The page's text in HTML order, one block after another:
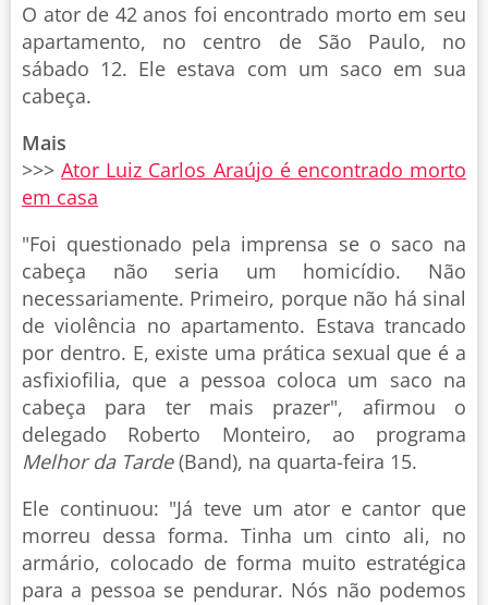
O ator de 42 anos foi encontrado morto em seu
apartamento, no centro de São Paulo, no
sábado 12. Ele estava com um saco em sua
cabeça.
Mais
>>>Ator Luiz Carlos Araújo é encontrado morto
em casa
"Foi questionado pela imprensa se o saco na
cabeça não seria um homicídio. Não
necessariamente. Primeiro, porque não há sinal
de violência no apartamento. Estava trancado
por dentro. E, existe uma prática sexual que é a
asfixiofilia, que a pessoa coloca um saco na
cabeça para ter mais prazer", afirmou o
delegado Roberto Monteiro, ao programa
Melhor da Tarde(Band), na quarta-feira 15.
Ele continuou: "Já teve um ator e cantor que
morreu dessa forma. Tinha um cinto ali, no
armário, colocado de forma muito estratégica
para a pessoa se pendurar. Nós não podemos